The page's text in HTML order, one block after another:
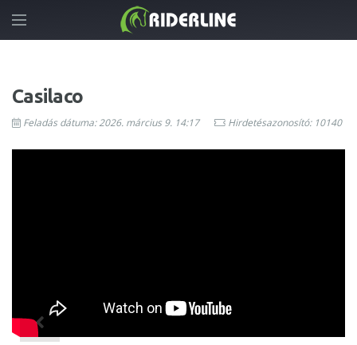
Casilaco
Feladás dátuma: 2026. március 9. 14:17 Hirdetésazonosító: 10140